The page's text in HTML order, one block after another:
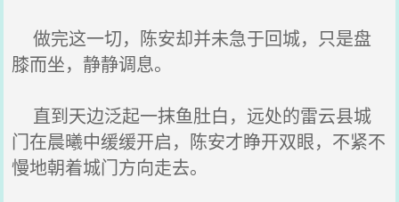
做完这一切，陈安却并未急于回城，只是盘
膝而坐，静静调息。
直到天边泛起一抹鱼肚白，远处的雷云县城
门在晨曦中缓缓开启，陈安才睁开双眼，不紧不
慢地朝着城门方向走去。